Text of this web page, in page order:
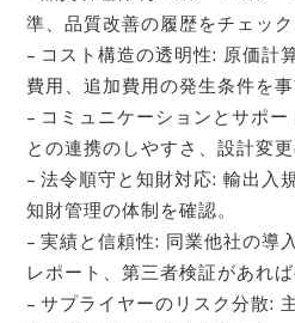
準、品質改善の履歴をチェック
– コスト構造の透明性: 原価計
費用、追加費用の発生条件を事
– コミュニケーションとサポ
との連携のしやすさ、設計変
– 法令順守と知財対応: 輸出入
知財管理の体制を確認。
– 実績と信頼性: 同業他社の導
レポート、第三者検証があれば
– サプライヤーのリスク分散: